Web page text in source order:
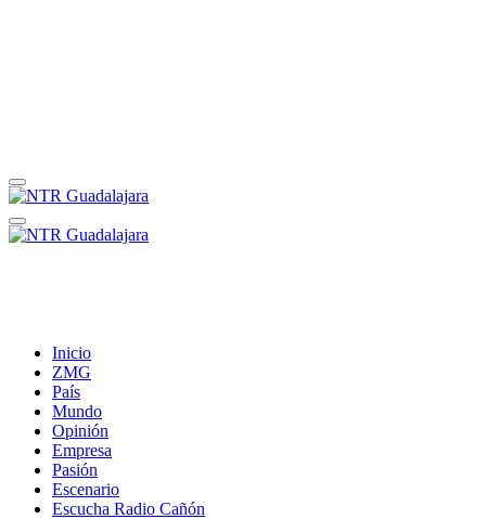
Inicio
ZMG
País
Mundo
Opinión
Empresa
Pasión
Escenario
Escucha Radio Cañón